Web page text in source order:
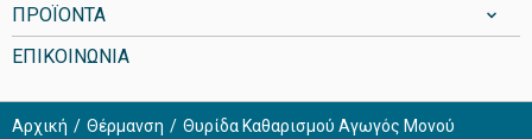
ΠΡΟΪΟΝΤΑ
ΕΠΙΚΟΙΝΩΝΙΑ
Αρχική Θέρμανση
Θυρίδα Καθαρισμού Αγωγός Μονού